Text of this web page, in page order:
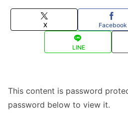
X Facebook
LINE
This content is password
password below to view it.